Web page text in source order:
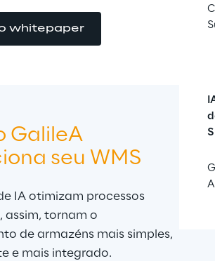
whitepaper
GalileA
seu WMS
IA otimizam processos
assim, tornam o
de armazéns mais simples,
e mais integrado.